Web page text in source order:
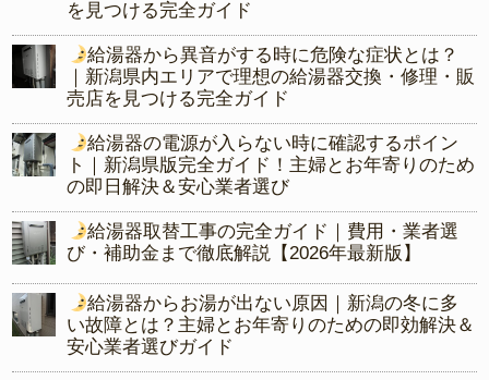
を見つける完全ガイド
給湯器から異音がする時に危険な症状とは？
｜新潟県内エリアで理想の給湯器交換・修理・販
売店を見つける完全ガイド
給湯器の電源が入らない時に確認するポイン
ト｜新潟県版完全ガイド！主婦とお年寄りのため
の即日解決＆安心業者選び
給湯器取替工事の完全ガイド｜費用・業者選
び・補助金まで徹底解説【2026年最新版】
給湯器からお湯が出ない原因｜新潟の冬に多
い故障とは？主婦とお年寄りのための即効解決＆
安心業者選びガイド